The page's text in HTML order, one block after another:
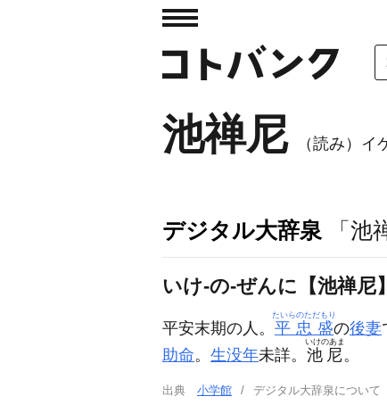
池禅尼 （読み）イ
デジタル大辞泉 「
いけ‐の‐ぜんに【池禅尼】
平安末期の人。 平忠盛
たいらのただもり
の後妻
助命。 生没年未詳。 池尼
いけのあま
。
出典 小学館 デジタル大辞泉につい